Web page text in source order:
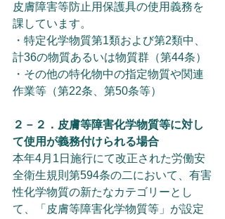
皮膚障害等防止用保護具の使用義務を
課しています。
・特定化学物質第1類および第2類中、
計36の物質あるいは物質群（第44条）
・その他の特化物中の指定物質や関連
作業等（第22条、第50条等）
２－２．皮膚等障害化学物質等に対し
て使用が義務付けられる場合
本年4月1日施行にて改正された労働安
全衛生規則第594条の二において、有害
性化学物質の新たなカテゴリーとし
て、「皮膚等障害化学物質等」が設定